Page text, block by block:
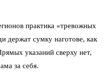
практика «тревожных
держат сумку наготове, как
указаний сверху нет,
за себя.